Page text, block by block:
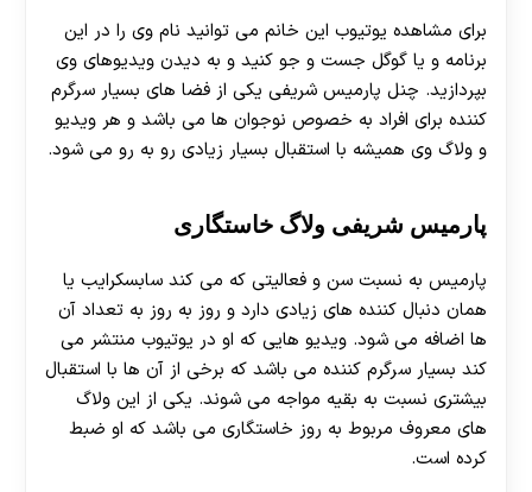
برای مشاهده یوتیوب این خانم می توانید نام وی را در این
برنامه و یا گوگل جست و جو کنید و به دیدن ویدیوهای وی
بپردازید. چنل پارمیس شریفی یکی از فضا های بسیار سرگرم
کننده برای افراد به خصوص نوجوان ها می باشد و هر ویدیو
و ولاگ وی همیشه با استقبال بسیار زیادی رو به رو می شود.
پارمیس شریفی ولاگ خاستگاری
پارمیس به نسبت سن و فعالیتی که می کند سابسکرایب یا
همان دنبال کننده های زیادی دارد و روز به روز به تعداد آن
ها اضافه می شود. ویدیو هایی که او در یوتیوب منتشر می
کند بسیار سرگرم کننده می باشد که برخی از آن ها با استقبال
بیشتری نسبت به بقیه مواجه می شوند. یکی از این ولاگ
های معروف مربوط به روز خاستگاری می باشد که او ضبط
کرده است.